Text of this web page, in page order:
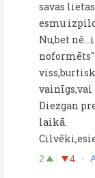
savas
esmu
Nu,bet
vainīgs,vai
Diezgan
laikā.
2 4